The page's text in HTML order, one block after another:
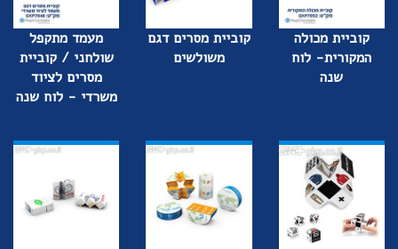
קוביית מכולה
המקורית- לוח
שנה
קוביית מסרים דגם
משולשים
מעמד מתקפל
שולחני / קוביית
מסרים לציוד
משרדי - לוח שנה